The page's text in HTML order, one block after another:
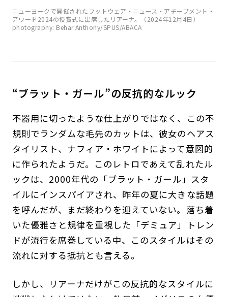
ニューヨークで開催されたフットウェア・ニュース・アチーブメント・
アワード2024の授賞式に出席したリアーナ。（2024年12月4日）
photography: Behar Anthony/SPUS/ABACA
“ブラット・ガール”の反抗的なルック
不器用に切ったような仕上がりではなく、この不
規則でランダムな毛先のカットは、彼女のヘアス
タイリスト、ナフィア・ホワイトによって意図的
に作られたようだ。このレトロであえて乱れたル
ックは、2000年代の「ブラット・ガール」スタ
イルにインスパイアされ、昨年の夏に大きな話題
を呼んだが、まだ終わりを迎えていない。落ち着
いた優雅さと規律を重視した「デミュア」トレン
ドが流行を席巻している中、このスタイルはその
流れに対する抵抗とも言える。
しかし、リアーナだけがこの反抗的なスタイルに